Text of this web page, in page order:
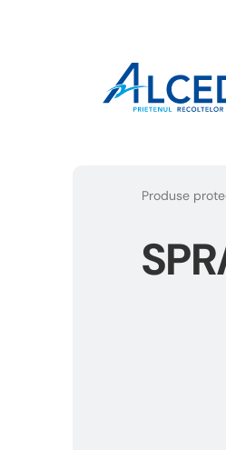
Produse